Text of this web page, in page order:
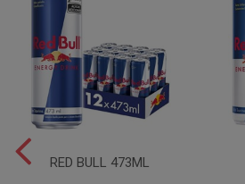
RED BULL 473ML